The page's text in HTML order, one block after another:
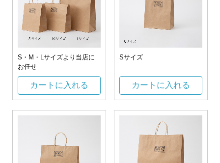
S・M・Lサイズより当店に
お任せ
カートに入れる
Sサイズ
カートに入れる